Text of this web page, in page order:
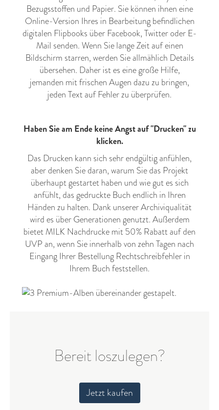
Bezugsstoffen und Papier. Sie können ihnen eine
Online-Version Ihres in Bearbeitung befindlichen
digitalen Flipbooks über Facebook, Twitter oder E-
Mail senden. Wenn Sie lange Zeit auf einen
Bildschirm starren, werden Sie allmählich Details
übersehen. Daher ist es eine große Hilfe,
jemanden mit frischen Augen dazu zu bringen,
jeden Text auf Fehler zu überprüfen.
Haben Sie am Ende keine Angst auf "Drucken" zu
klicken.
Das Drucken kann sich sehr endgültig anfühlen,
aber denken Sie daran, warum Sie das Projekt
überhaupt gestartet haben und wie gut es sich
anfühlt, das gedruckte Buch endlich in Ihren
Händen zu halten. Dank unserer Archiviqualität
wird es über Generationen genutzt. Außerdem
bietet MILK Nachdrucke mit 50% Rabatt auf den
UVP an, wenn Sie innerhalb von zehn Tagen nach
Eingang Ihrer Bestellung Rechtschreibfehler in
Ihrem Buch feststellen.
Bereit loszulegen?
Jetzt kaufen